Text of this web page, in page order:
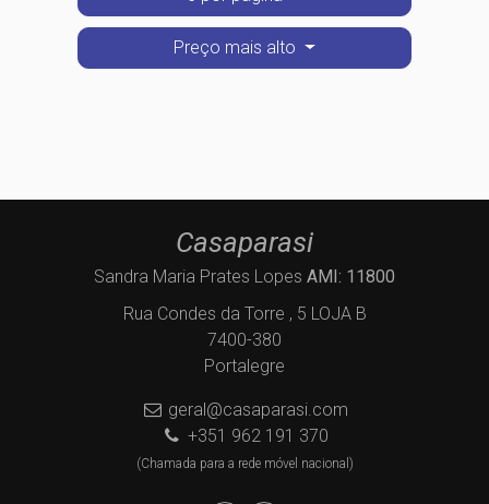
Preço mais alto
Casaparasi
Sandra Maria Prates Lopes AMI: 11800
Rua Condes da Torre , 5 LOJA B
7400-380
Portalegre
geral@casaparasi.com
+351 962 191 370
(Chamada para a rede móvel nacional)